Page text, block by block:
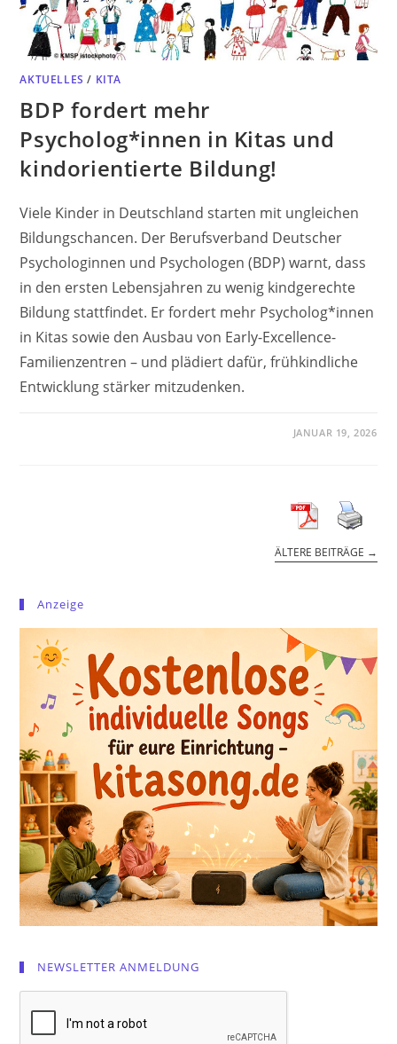
AKTUELLES / KITA
BDP fordert mehr
Psycholog*innen in Kitas und
kindorientierte Bildung!
Viele Kinder in Deutschland starten mit ungleichen
Bildungschancen. Der Berufsverband Deutscher
Psychologinnen und Psychologen (BDP) warnt, dass
in den ersten Lebensjahren zu wenig kindgerechte
Bildung stattfindet. Er fordert mehr Psycholog*innen
in Kitas sowie den Ausbau von Early-Excellence-
Familienzentren – und plädiert dafür, frühkindliche
Entwicklung stärker mitzudenken.
JANUAR 19, 2026
ÄLTERE BEITRÄGE →
Anzeige
NEWSLETTER ANMELDUNG